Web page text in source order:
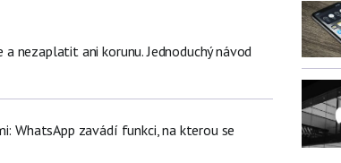
nezaplatit ani korunu. Jednoduchý návod
WhatsApp zavádí funkci, na kterou se